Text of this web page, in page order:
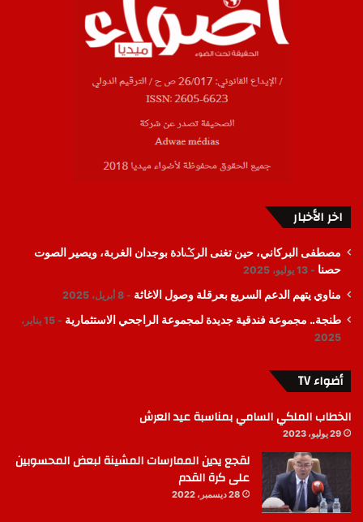
اخر الأخبار
مصطفى البركاني، حين تغنى الرݣادة بوجدان الغربة، ويصير الصوت
حصنا
13 يوليو، 2025
مناوي يتهم الدعم السريع بعرقلة وصول الاغاثة 8 أبريل، 2025
طنجة.. مجموعة فندقية جديدة لمجموعة الراجحي الاستثمارية
15 يناير،
2025
أضواء TV
الخطاب الملكي السامي بمناسبة عيد العرش
29 يوليو، 2023
لقجع يدين الممارسات المشينة لبعض المحسوبين
على كرة القدم
28 ديسمبر، 2022